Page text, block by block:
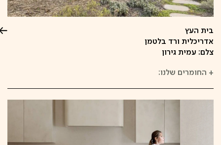
בית העץ
אדריכלית ורד בלטמן
צלם: עמית גירון
+ החומרים שלנו: